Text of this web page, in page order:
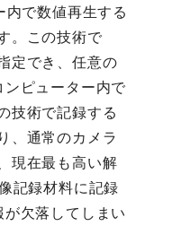
で数値再生する
。この技術で
定でき、任意の
ピューター内で
技術で記録する
、通常のカメラ
現在最も高い解
記録材料に記録
欠落してしまい